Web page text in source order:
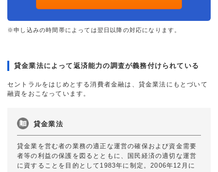
※申し込みの時間帯によっては翌日以降の対応になります。
貸金業法によって返済能力の調査が義務付けられている
セントラルをはじめとする消費者金融は、貸金業法にもとづいて
融資をおこなっています。
貸金業法
貸金業を営む者の業務の適正な運営の確保および資金需要
者等の利益の保護を図るとともに、国民経済の適切な運営
に資することを目的として1983年に制定。2006年12月に